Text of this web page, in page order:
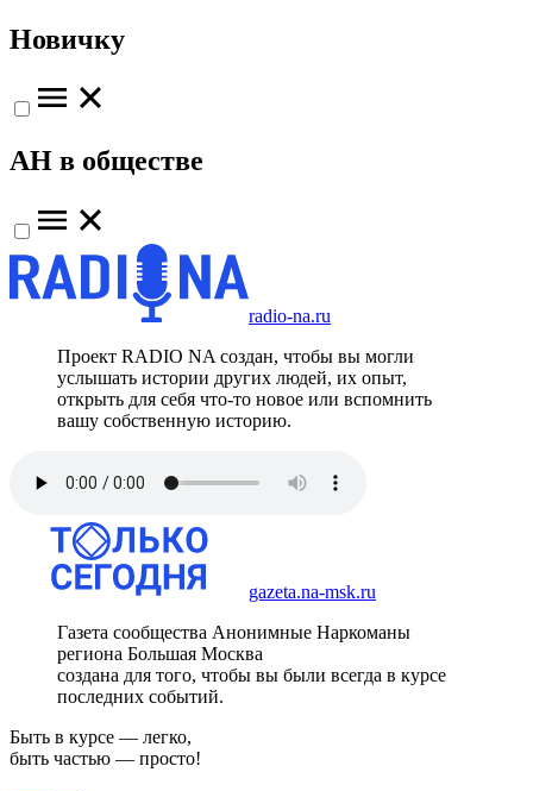
Новичку
АН в обществе
radio-na.ru
Проект RADIO NA создан, чтобы вы могли
услышать истории других людей, их опыт,
открыть для себя что-то новое или вспомнить
вашу собственную историю.
gazeta.na-msk.ru
Газета сообщества Анонимные Наркоманы
региона Большая Москва
создана для того, чтобы вы были всегда в курсе
последних событий.
Быть в курсе — легко,
быть частью — просто!